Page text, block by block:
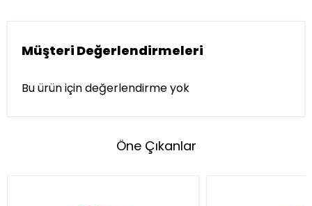
Müşteri Değerlendirmeleri
Bu ürün için değerlendirme yok
Öne Çıkanlar